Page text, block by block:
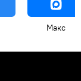
Макс